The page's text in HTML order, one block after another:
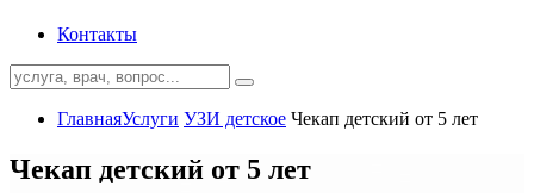
Контакты
ГлавнаяУслуги УЗИ детское Чекап детский от 5 лет
Чекап детский от 5 лет